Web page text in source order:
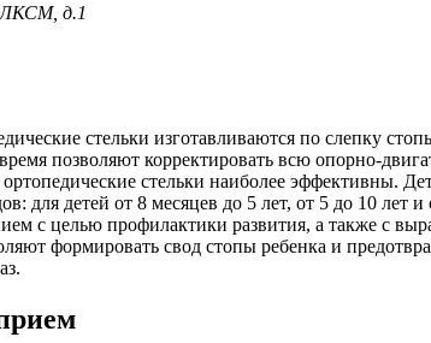
д.1
стельки изготавливаются по слепку
позволяют корректировать всю опорно-
стельки наиболее эффективны.
для детей от 8 месяцев до 5 лет, от 5 до 10 лет
с целью профилактики развития, а также с
формировать свод стопы ребенка и